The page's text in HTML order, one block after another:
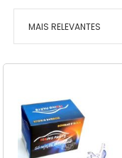
MAIS RELEVANTES
MAIS VENDIDOS
MENOR PREÇO
MAIOR PREÇO